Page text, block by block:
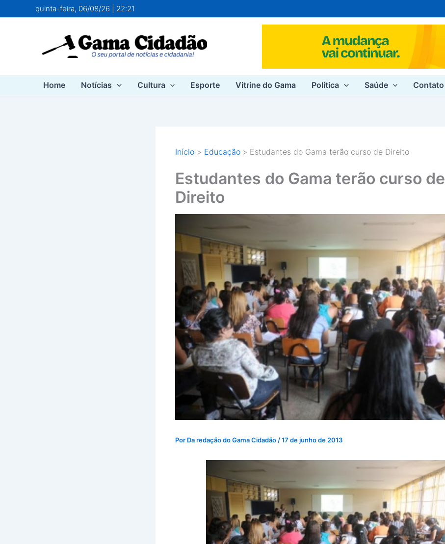
para
quinta-feira, 06/08/26 | 22:21
Home Notícias Cultura Esporte Vitrine do Gama Política Saúde Contato
Início Educação Estudantes do Gama terão curso de Direito
Estudantes do Gama terão curso de
Direito
Por Da redação do Gama Cidadão/17 de junho de 2013